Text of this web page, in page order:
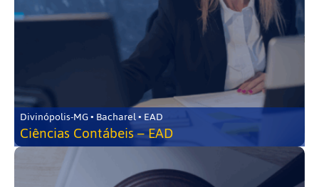
Divinópolis-MG • Bacharel • EAD
Ciências Contábeis – EAD